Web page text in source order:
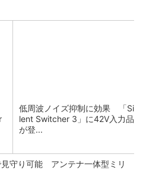
低周波ノイズ抑制に効果 「Si
lent Switcher 3」に42V入力品
が登...
見守り可能 アンテナ一体型ミリ